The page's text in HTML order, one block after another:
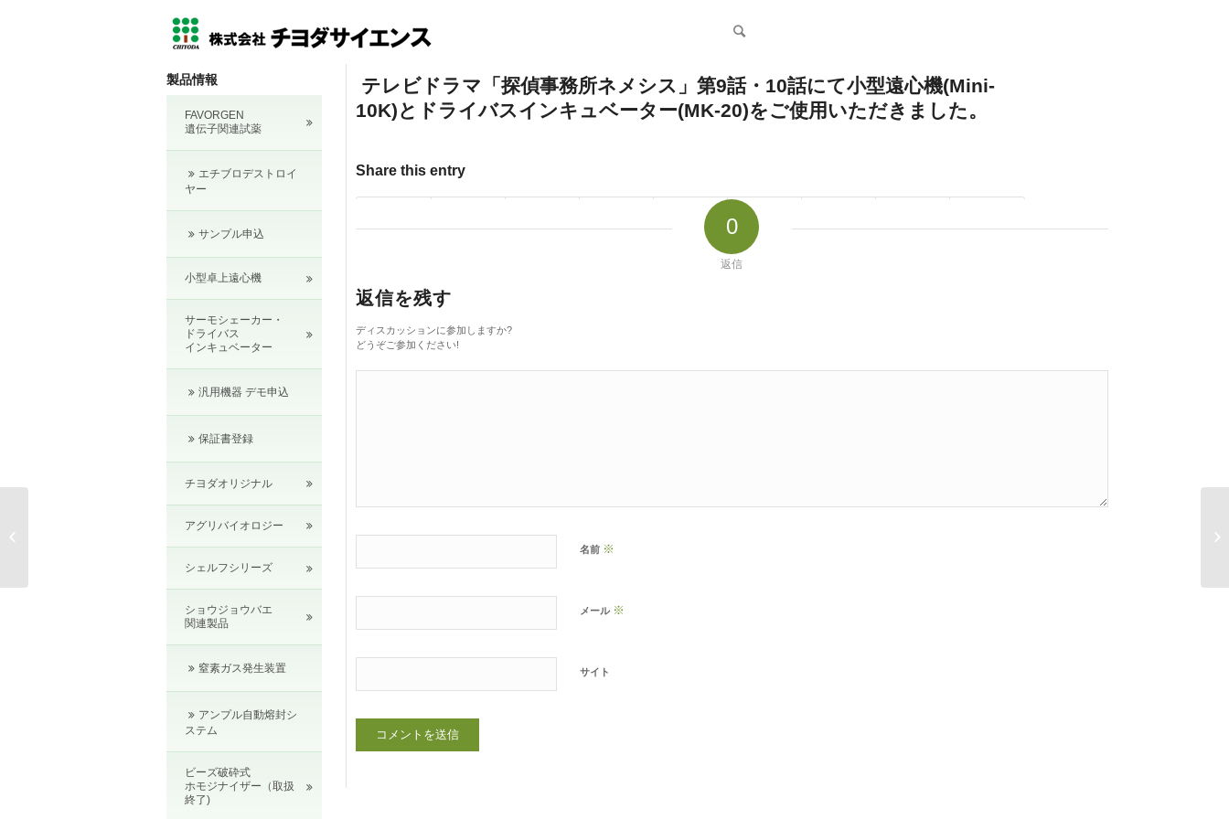
テレビドラマ「探偵事務所ネメシス」第9話・10話にて小型遠心機(Mini-
10K)とドライバスインキュベーター(MK-20)をご使用いただきました。
Share this entry
0
返信
返信を残す
ディスカッションに参加しますか?
どうぞご参加ください!
名前 ※
メール ※
サイト
製品情報
FAVORGEN
遺伝子関連試薬
エチブロデストロイ
ヤー
サンプル申込
小型卓上遠心機
サーモシェーカー・
ドライバス
インキュベーター
汎用機器 デモ申込
保証書登録
チヨダオリジナル
アグリバイオロジー
シェルフシリーズ
ショウジョウバエ
関連製品
窒素ガス発生装置
アンプル自動熔封シ
ステム
ビーズ破砕式
ホモジナイザー（取扱
終了)